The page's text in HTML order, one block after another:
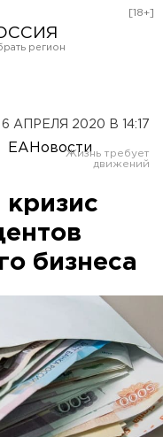
[18+]
6 АПРЕЛЯ 2020 В 14:17
ЕАНовости
бизнеса